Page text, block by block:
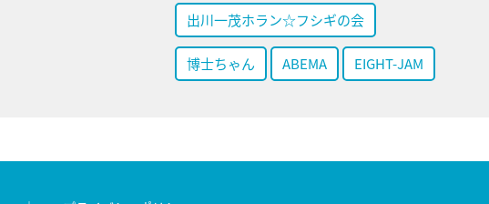
出川一茂ホラン☆フシギの会
博士ちゃん ABEMA EIGHT-JAM